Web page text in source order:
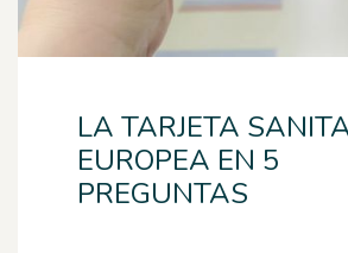
LA TARJETA
EUROPEA EN 5
PREGUNTAS